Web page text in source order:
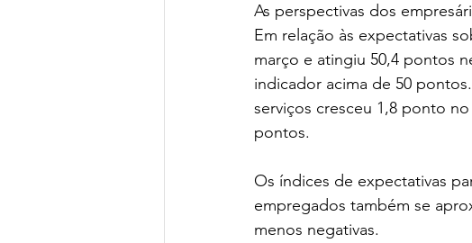
As perspectivas dos
Em relação às expectativas
março e atingiu 50,4 pontos
indicador acima de 50
serviços cresceu 1,8 ponto
pontos.
Os índices de expectativas
empregados também se
menos negativas.